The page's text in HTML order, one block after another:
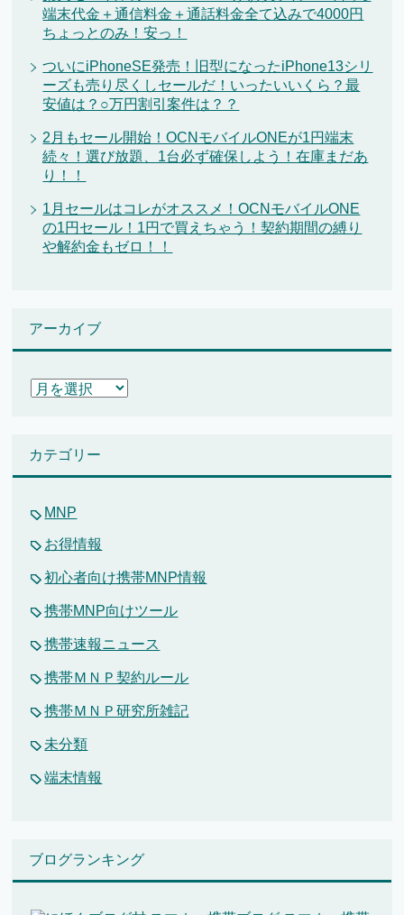
端末代金＋通信料金＋通話料金全て込みで4000円
ちょっとのみ！安っ！
ついにiPhoneSE発売！旧型になったiPhone13シリ
ーズも売り尽くしセールだ！いったいいくら？最
安値は？○万円割引案件は？？
2月もセール開始！OCNモバイルONEが1円端末
続々！選び放題、1台必ず確保しよう！在庫まだあ
り！！
1月セールはコレがオススメ！OCNモバイルONE
の1円セール！1円で買えちゃう！契約期間の縛り
や解約金もゼロ！！
アーカイブ
ア
ブ
カテゴリー
MNP
お得情報
初心者向け携帯MNP情報
携帯MNP向けツール
携帯速報ニュース
携帯ＭＮＰ契約ルール
携帯ＭＮＰ研究所雑記
未分類
端末情報
ブログランキング